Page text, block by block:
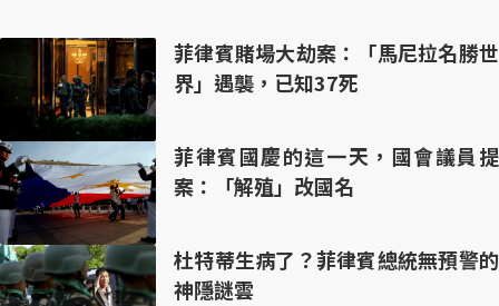
菲律賓賭場大劫案：「馬尼拉名勝世
界」遇襲，已知37死
菲律賓國慶的這一天，國會議員提
案：「解殖」改國名
杜特蒂生病了？菲律賓總統無預警的
神隱謎雲